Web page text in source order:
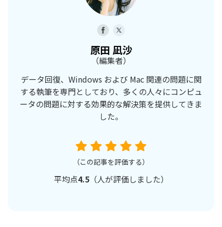
原田 凪沙
（編集者）
データ回復、Windows および Mac 関連の問題に関
する執筆を専門としており、多くの人々にコンピュ
ータの問題に対する効果的な解決策を提供してきま
した。
（この記事を評価する）
平均点4.5（人が評価しました）